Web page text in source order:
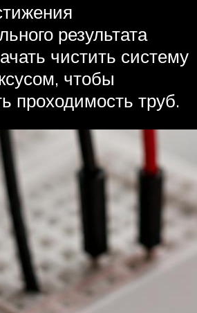
результата
чистить систему
чтобы
проходимость труб.